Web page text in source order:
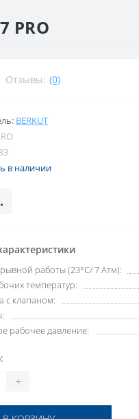
PRO
Отзывы: (0)
BERKUT
в наличии
работы (23°C/ 7 Атм):
температур:
с клапаном:
рабочее давление:
+